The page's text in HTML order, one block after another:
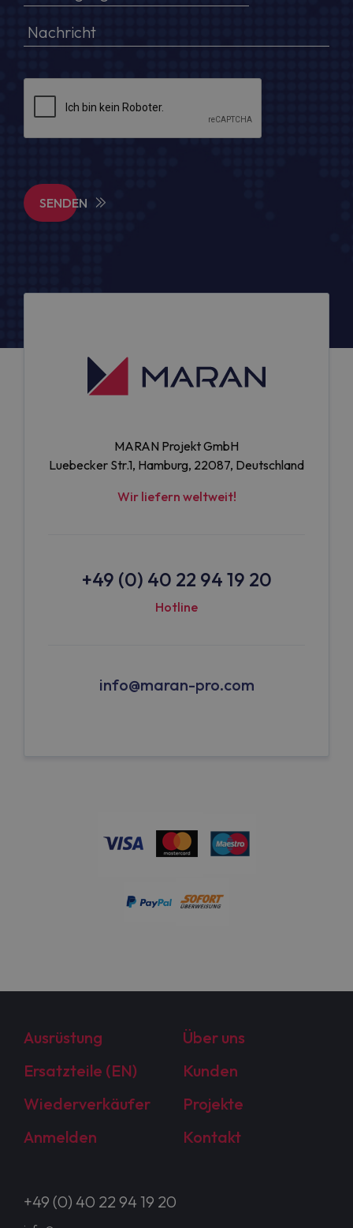
SENDEN
MARAN Projekt GmbH
Luebecker Str.1, Hamburg, 22087, Deutschland
Wir liefern weltweit!
+49 (0) 40 22 94 19 20
Hotline
info@maran-pro.com
Ausrüstung
Über uns
Ersatzteile (EN)
Kunden
Wiederverkäufer
Projekte
Anmelden
Kontakt
+49 (0) 40 22 94 19 20